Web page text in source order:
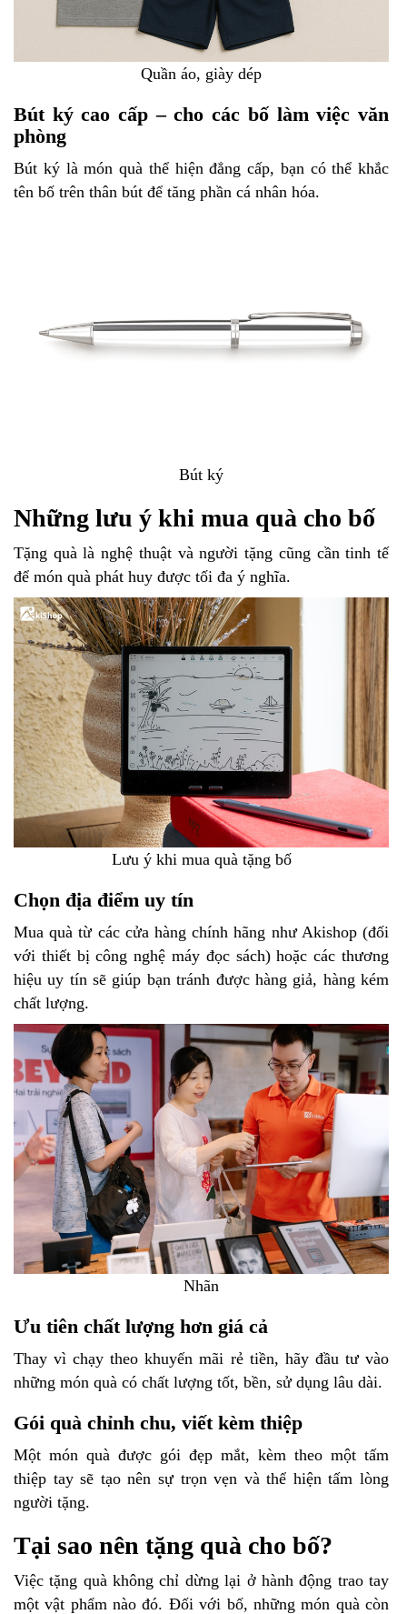
Quần áo, giày dép
Bút ký cao cấp – cho các bố làm việc văn
phòng
Bút ký là món quà thể hiện đẳng cấp, bạn có thể khắc
tên bố trên thân bút để tăng phần cá nhân hóa.
Bút ký
Những lưu ý khi mua quà cho bố
Tặng quà là nghệ thuật và người tặng cũng cần tinh tế
để món quà phát huy được tối đa ý nghĩa.
Lưu ý khi mua quà tặng bố
Chọn địa điểm uy tín
Mua quà từ các cửa hàng chính hãng như Akishop (đối
với thiết bị công nghệ máy đọc sách) hoặc các thương
hiệu uy tín sẽ giúp bạn tránh được hàng giả, hàng kém
chất lượng.
Nhãn
Ưu tiên chất lượng hơn giá cả
Thay vì chạy theo khuyến mãi rẻ tiền, hãy đầu tư vào
những món quà có chất lượng tốt, bền, sử dụng lâu dài.
Gói quà chỉnh chu, viết kèm thiệp
Một món quà được gói đẹp mắt, kèm theo một tấm
thiệp tay sẽ tạo nên sự trọn vẹn và thể hiện tấm lòng
người tặng.
Tại sao nên tặng quà cho bố?
Việc tặng quà không chỉ dừng lại ở hành động trao tay
một vật phẩm nào đó. Đối với bố, những món quà còn